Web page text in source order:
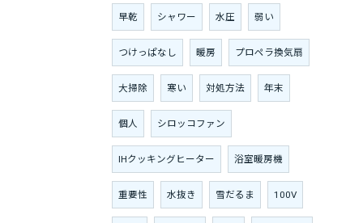
早乾 シャワー 水圧 弱い
つけっぱなし 暖房 プロペラ換気扇
大掃除 寒い 対処方法 年末
個人 シロッコファン
IHクッキングヒーター 浴室暖房機
重要性 水抜き 雪だるま 100V